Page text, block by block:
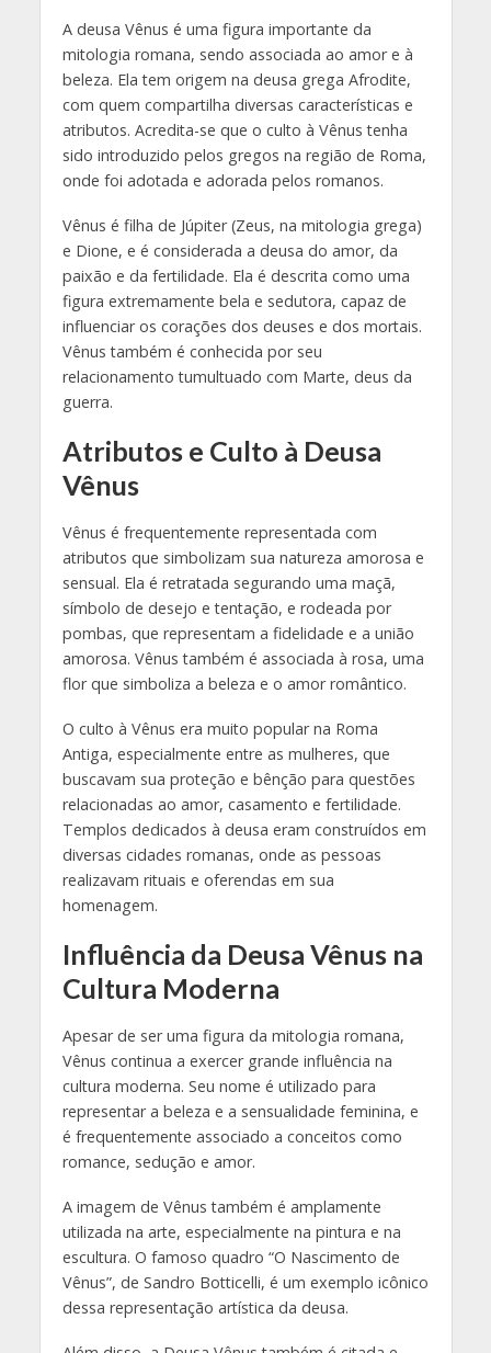
A deusa Vênus é uma figura importante da
mitologia romana, sendo associada ao amor e à
beleza. Ela tem origem na deusa grega Afrodite,
com quem compartilha diversas características e
atributos. Acredita-se que o culto à Vênus tenha
sido introduzido pelos gregos na região de Roma,
onde foi adotada e adorada pelos romanos.
Vênus é filha de Júpiter (Zeus, na mitologia grega)
e Dione, e é considerada a deusa do amor, da
paixão e da fertilidade. Ela é descrita como uma
figura extremamente bela e sedutora, capaz de
influenciar os corações dos deuses e dos mortais.
Vênus também é conhecida por seu
relacionamento tumultuado com Marte, deus da
guerra.
Atributos e Culto à Deusa
Vênus
Vênus é frequentemente representada com
atributos que simbolizam sua natureza amorosa e
sensual. Ela é retratada segurando uma maçã,
símbolo de desejo e tentação, e rodeada por
pombas, que representam a fidelidade e a união
amorosa. Vênus também é associada à rosa, uma
flor que simboliza a beleza e o amor romântico.
O culto à Vênus era muito popular na Roma
Antiga, especialmente entre as mulheres, que
buscavam sua proteção e bênção para questões
relacionadas ao amor, casamento e fertilidade.
Templos dedicados à deusa eram construídos em
diversas cidades romanas, onde as pessoas
realizavam rituais e oferendas em sua
homenagem.
Influência da Deusa Vênus na
Cultura Moderna
Apesar de ser uma figura da mitologia romana,
Vênus continua a exercer grande influência na
cultura moderna. Seu nome é utilizado para
representar a beleza e a sensualidade feminina, e
é frequentemente associado a conceitos como
romance, sedução e amor.
A imagem de Vênus também é amplamente
utilizada na arte, especialmente na pintura e na
escultura. O famoso quadro “O Nascimento de
Vênus”, de Sandro Botticelli, é um exemplo icônico
dessa representação artística da deusa.